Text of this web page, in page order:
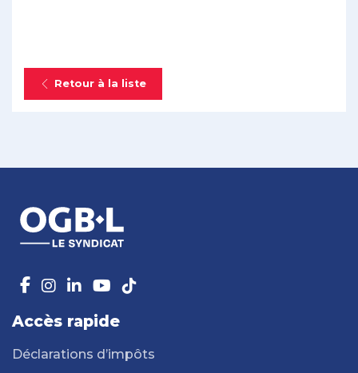
Retour à la liste
Accès rapide
Déclarations d’impôts